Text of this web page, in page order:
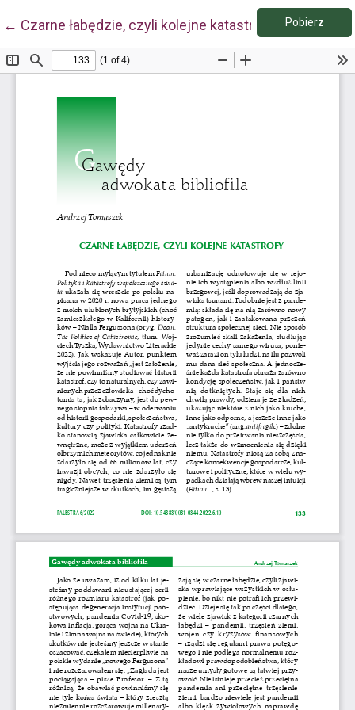
← Wróć do szczegółów artykułu
Czarne łabędzie, czyli kolejne katastrofy Pobierz